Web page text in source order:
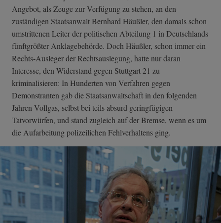
Angebot, als Zeuge zur Verfügung zu stehen, an den
zuständigen Staatsanwalt Bernhard Häußler, den damals schon
umstrittenen Leiter der politischen Abteilung 1 in Deutschlands
fünftgrößter Anklagebehörde. Doch Häußler, schon immer ein
Rechts-Ausleger der Rechtsauslegung, hatte nur daran
Interesse, den Widerstand gegen Stuttgart 21 zu
kriminalisieren: In Hunderten von Verfahren gegen
Demonstranten gab die Staatsanwaltschaft in den folgenden
Jahren Vollgas, selbst bei teils absurd geringfügigen
Tatvorwürfen, und stand zugleich auf der Bremse, wenn es um
die Aufarbeitung polizeilichen Fehlverhaltens ging.